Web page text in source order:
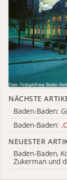
NÄCHSTE
Baden-Baden:
Baden-Baden: „
NEUESTER
Baden-Baden,
Zukerman und